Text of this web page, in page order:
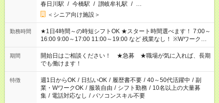
春日川駅 / 今橋駅 / 讃岐牟礼駅 / …
＜シニア向け施設＞
勤務時間
★1日4時間～の時短シフトOK ★スタート時間選べます！ 7:00～
16:00 9:00～17:00 11:00～19:00 など 残業なし！ ※Wワークの
場合、他のお仕事と合わせ週40時間超の就業はご案内できませ
ん ※法令に基づき、週20時間以上勤務は社会保険への加入対象
となります ※労働者派遣法（日雇い派遣の原則禁止）により、
短時間・短期間の就業はご案内が難しい場合があります
期間
開始日はご相談ください！ ★急募 ★職場が気に入れば、長期
でも働けます！
特徴 週1日からOK / 日払いOK / 履歴書不要 / 40～50代活躍中 / 副
業・WワークOK / 服装自由 / シフト勤務 / 10名以上の大量募
集 / 電話対応なし / パソコンスキル不要